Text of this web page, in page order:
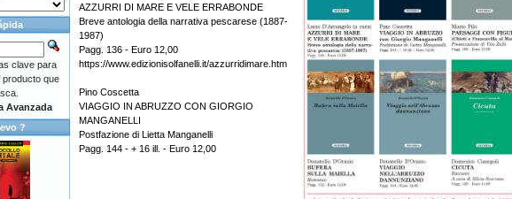
AZZURRI DI MARE E VELE ERRABONDE
Breve antologia della narrativa pescarese (1887-
1987)
Pagg. 136 - Euro 12,00
https://www.edizionisolfanelli.it/azzurridimare.htm
Pino Coscetta
VIAGGIO IN ABRUZZO CON GIORGIO
MANGANELLI
Postfazione di Lietta Manganelli
Pagg. 144 - + 16 ill. - Euro 12,00
clave para
que
Avanzada
?